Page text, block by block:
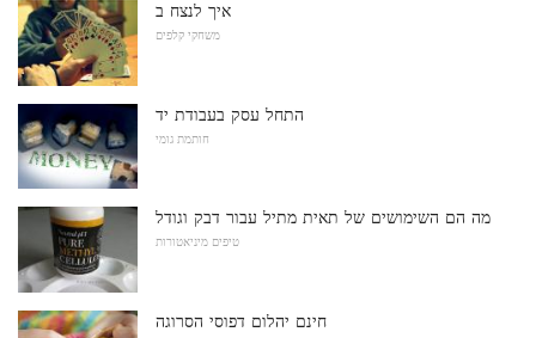
איך לנצח ב
משחקי קלפים
התחל עסק בעבודת יד
חותמת גומי
מה הם השימושים של תאית מתיל עבור דבק וגודל
טיפים מיניאטורות
חינם יהלום דפוסי הסרוגה